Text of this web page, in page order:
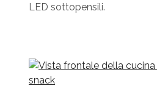
LED sottopensili.